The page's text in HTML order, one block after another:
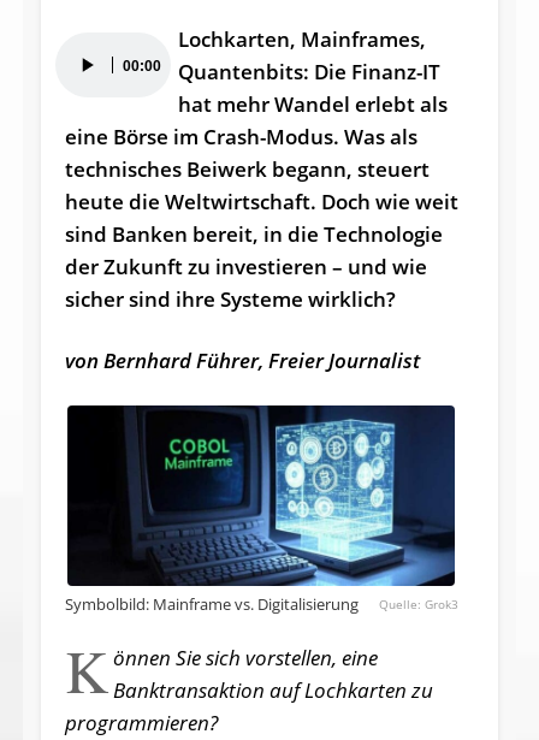
Player 00:00
Lochkarten, Mainframes,
Quantenbits: Die Finanz-IT
hat mehr Wandel erlebt als
eine Börse im Crash-Modus. Was als
technisches Beiwerk begann, steuert
heute die Weltwirtschaft. Doch wie weit
sind Banken bereit, in die Technologie
der Zukunft zu investieren – und wie
sicher sind ihre Systeme wirklich?
von Bernhard Führer, Freier Journalist
Symbolbild: Mainframe vs. Digitalisierung Grok3
Können Sie sich vorstellen, eine
Banktransaktion auf Lochkarten zu
programmieren?